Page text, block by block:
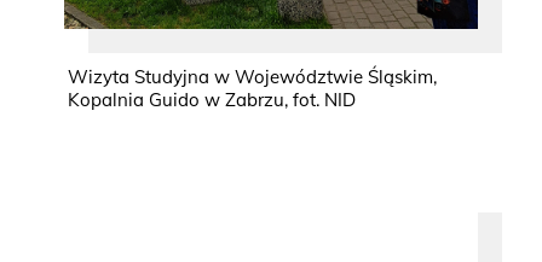
Wizyta Studyjna w Województwie Śląskim,
Kopalnia Guido w Zabrzu, fot. NID